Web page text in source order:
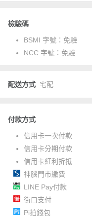
檢驗碼
BSMI 字號： 免驗
NCC 字號： 免驗
配送方式 宅配
付款方式
信用卡一次付款
信用卡分期付款
信用卡紅利折抵
神腦門市繳費
LINE Pay付款
街口支付
Pi拍錢包